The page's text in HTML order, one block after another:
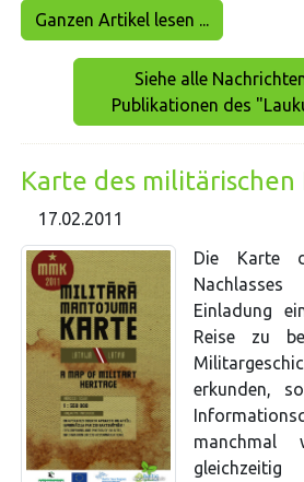
Ganzen Artikel lesen ...
Siehe alle
Publikationen des
Karte des militärischen
17.02.2011
Die Karte
Einladung
Reise zu
erkunden,
manchmal